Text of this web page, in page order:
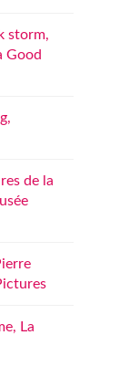
storm,
Good
de la
La